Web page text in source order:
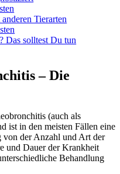
Tierarten
Das solltest Du tun
– Die
(auch als
ist in den meisten Fällen eine
von der Anzahl und Art der
und Dauer der Krankheit
Behandlung